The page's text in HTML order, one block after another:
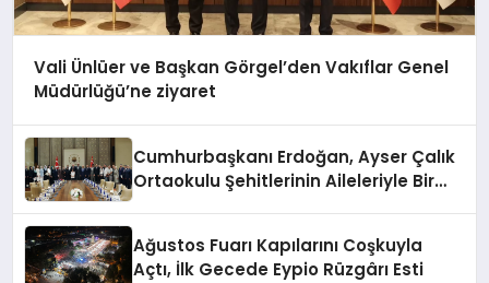
Vali Ünlüer ve Başkan Görgel’den Vakıflar Genel
Müdürlüğü’ne ziyaret
Cumhurbaşkanı Erdoğan, Ayser Çalık
Ortaokulu Şehitlerinin Aileleriyle Bir
Ağustos Fuarı Kapılarını Coşkuyla
Açtı, İlk Gecede Eypio Rüzgârı Esti